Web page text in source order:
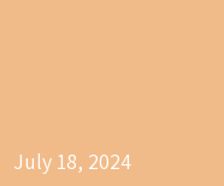
July 18, 2024